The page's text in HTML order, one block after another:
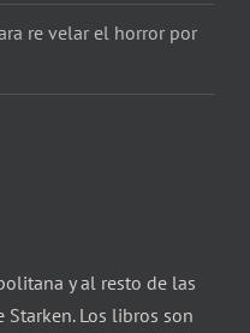
re velar el horror por
y al resto de las
Starken. Los libros son